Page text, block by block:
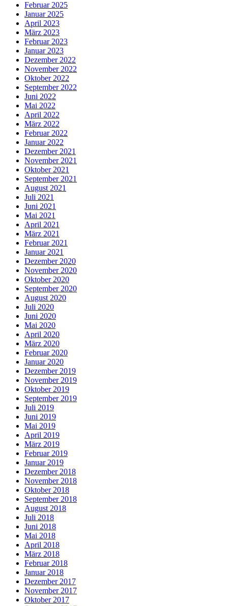
Februar 2025
Januar 2025
April 2023
März 2023
Februar 2023
Januar 2023
Dezember 2022
November 2022
Oktober 2022
September 2022
Juni 2022
Mai 2022
April 2022
März 2022
Februar 2022
Januar 2022
Dezember 2021
November 2021
Oktober 2021
September 2021
August 2021
Juli 2021
Juni 2021
Mai 2021
April 2021
März 2021
Februar 2021
Januar 2021
Dezember 2020
November 2020
Oktober 2020
September 2020
August 2020
Juli 2020
Juni 2020
Mai 2020
April 2020
März 2020
Februar 2020
Januar 2020
Dezember 2019
November 2019
Oktober 2019
September 2019
Juli 2019
Juni 2019
Mai 2019
April 2019
März 2019
Februar 2019
Januar 2019
Dezember 2018
November 2018
Oktober 2018
September 2018
August 2018
Juli 2018
Juni 2018
Mai 2018
April 2018
März 2018
Februar 2018
Januar 2018
Dezember 2017
November 2017
Oktober 2017